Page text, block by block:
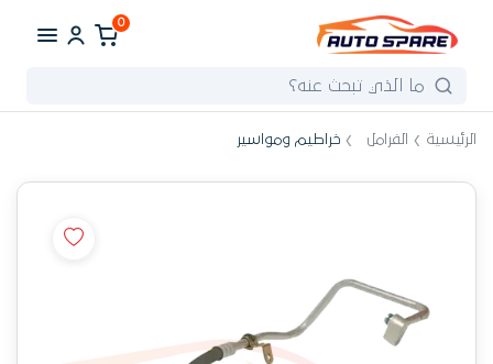
0
الرئيسية الفرامل خراطيم ومواسير